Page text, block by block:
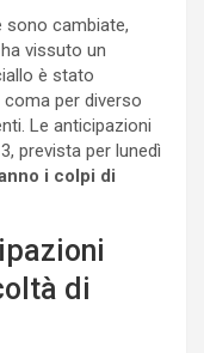
sono cambiate,
vissuto un
è stato
per diverso
Le anticipazioni
prevista per lunedì
i colpi di
di